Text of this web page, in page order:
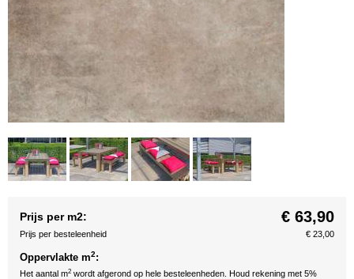
Prijs per m2: € 63,90
Prijs per besteleenheid € 23,00
Oppervlakte m2:
Het aantal m2 wordt afgerond op hele besteleenheden. Houd rekening met 5%